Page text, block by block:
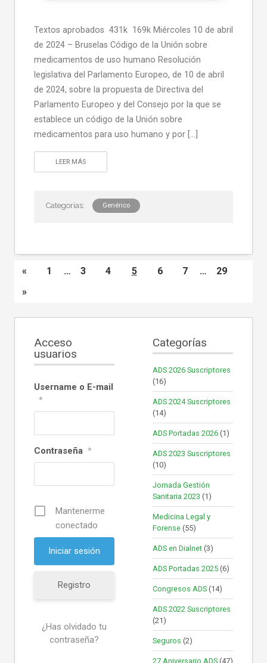
Textos aprobados 431k 169k Miércoles 10 de abril
de 2024 – Bruselas Código de la Unión sobre
medicamentos de uso humano Resolución
legislativa del Parlamento Europeo, de 10 de abril
de 2024, sobre la propuesta de Directiva del
Parlamento Europeo y del Consejo por la que se
establece un código de la Unión sobre
medicamentos para uso humano y por […]
LEER MÁS
Genérico
« 1 … 3 4 5 6 7 …
29
»
Acceso
usuarios
Username o E-mail
*
Contraseña *
Mantenerme
conectado
Registro
¿Has olvidado tu
contraseña?
Categorías
ADS 2026 Suscriptores
(16)
ADS 2024 Suscriptores
(14)
ADS Portadas 2026 (1)
ADS 2023 Suscriptores
(10)
Jornada Gestión
Sanitaria 2023 (1)
Medicina Legal y
Forense (55)
ADS en Dialnet (3)
ADS Portadas 2025 (6)
Congresos ADS (14)
ADS 2022 Suscriptores
(21)
Seguros (2)
27 Aniversario ADS (47)